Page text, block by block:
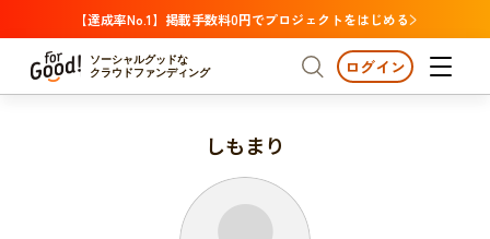
【達成率No.1】掲載手数料0円でプロジェクトをはじめる
ソーシャルグッドな
クラウドファンディング
プロジェクトからさがす 注目
支援金額が多い
終了日が近い
ログイン
しもまり